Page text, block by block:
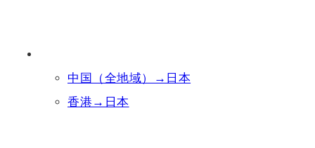
中国（全地域）→日本
香港→日本